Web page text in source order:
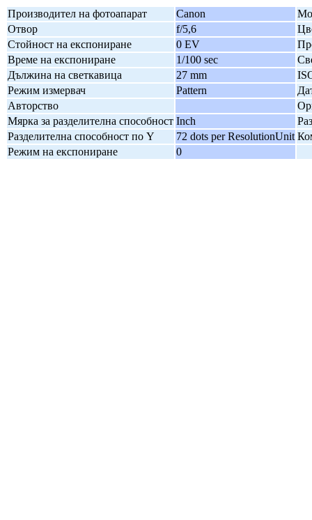
Производител на фотоапарат Canon
Отвор
f/5,6
Стойност на експониране
0 EV
Време на експониране
1/100 sec
Дължина на светкавица
27 mm
Режим измервач
Pattern
Авторство
Мярка за разделителна способност Inch
Разделителна способност по Y
72 dots per ResolutionUnit
Режим на експониране
0